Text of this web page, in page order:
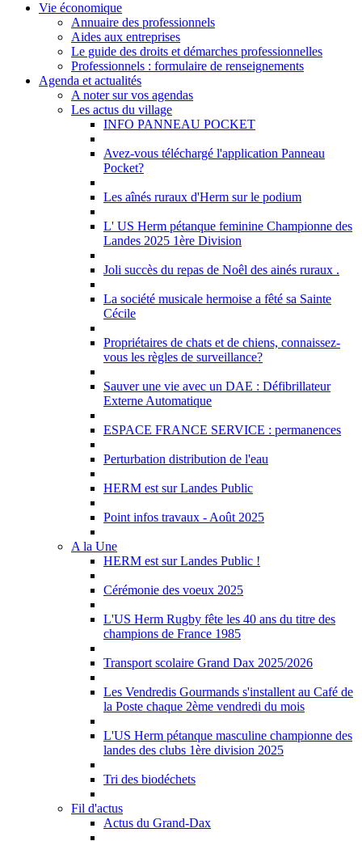
Vie économique
Annuaire des professionnels
Aides aux entreprises
Le guide des droits et démarches professionnelles
Professionnels : formulaire de renseignements
Agenda et actualités
A noter sur vos agendas
Les actus du village
INFO PANNEAU POCKET
Avez-vous téléchargé l'application Panneau
Pocket?
Les aînés ruraux d'Herm sur le podium
L' US Herm pétanque feminine Championne des
Landes 2025 1ère Division
Joli succès du repas de Noêl des ainés ruraux .
La société musicale hermoise a fêté sa Sainte
Cécile
Propriétaires de chats et de chiens, connaissez-
vous les règles de surveillance?
Sauver une vie avec un DAE : Défibrillateur
Externe Automatique
ESPACE FRANCE SERVICE : permanences
Perturbation distribution de l'eau
HERM est sur Landes Public
Point infos travaux - Août 2025
A la Une
HERM est sur Landes Public !
Cérémonie des voeux 2025
L'US Herm Rugby fête les 40 ans du titre des
champions de France 1985
Transport scolaire Grand Dax 2025/2026
Les Vendredis Gourmands s'installent au Café de
la Poste chaque 2ème vendredi du mois
L'US Herm pétanque masculine championne des
landes des clubs 1ère division 2025
Tri des biodéchets
Fil d'actus
Actus du Grand-Dax